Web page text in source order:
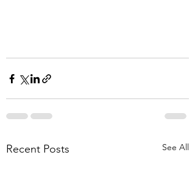
Recent Posts See All